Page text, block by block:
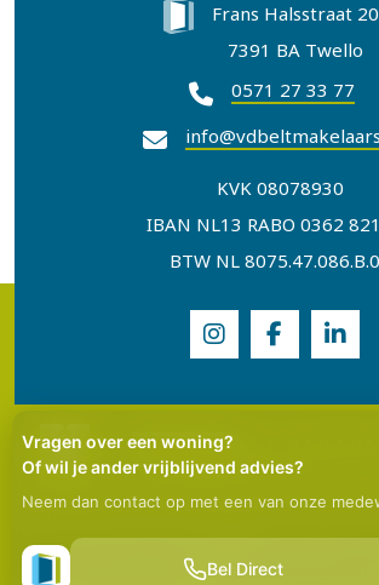
Frans Halsstraat 20
7391 BA Twello
0571 27 33 77
KVK 08078930
IBAN NL13 RABO 0362
BTW NL
© 2026 Van den Belt Makelaars Algemene
| Grafisch ontwerp